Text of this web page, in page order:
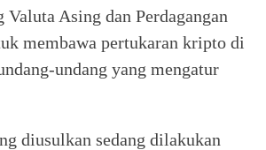
Valuta Asing dan Perdagangan
membawa pertukaran kripto di
undang yang mengatur
diusulkan sedang dilakukan